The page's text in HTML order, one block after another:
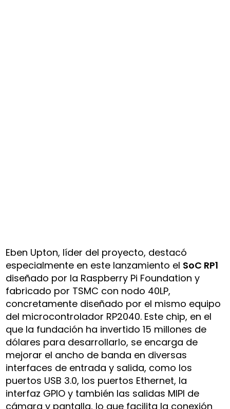
Eben Upton, líder del proyecto, destacó
especialmente en este lanzamiento el SoC RP1
diseñado por la Raspberry Pi Foundation y
fabricado por TSMC con nodo 40LP,
concretamente diseñado por el mismo equipo
del microcontrolador RP2040. Este chip, en el
que la fundación ha invertido 15 millones de
dólares para desarrollarlo, se encarga de
mejorar el ancho de banda en diversas
interfaces de entrada y salida, como los
puertos USB 3.0, los puertos Ethernet, la
interfaz GPIO y también las salidas MIPI de
cámara y pantalla, lo que facilita la conexión